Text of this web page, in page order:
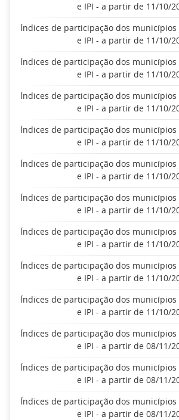
e IPI - a partir de 11/10/
Índices de participação dos municípios
e IPI - a partir de 11/10/
Índices de participação dos municípios
e IPI - a partir de 11/10/
Índices de participação dos municípios
e IPI - a partir de 11/10/
Índices de participação dos municípios
e IPI - a partir de 11/10/
Índices de participação dos municípios
e IPI - a partir de 11/10/
Índices de participação dos municípios
e IPI - a partir de 11/10/
Índices de participação dos municípios
e IPI - a partir de 11/10/
Índices de participação dos municípios
e IPI - a partir de 11/10/
Índices de participação dos municípios
e IPI - a partir de 11/10/
Índices de participação dos municípios
e IPI - a partir de 08/11/
Índices de participação dos municípios
e IPI - a partir de 08/11/
Índices de participação dos municípios
e IPI - a partir de 08/11/